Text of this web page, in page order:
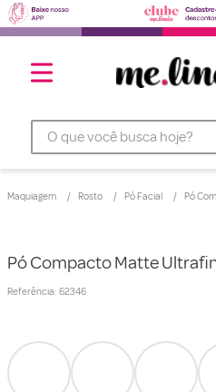
O que você busca hoje?
Maquiagem Rosto Pó Facial Pó
Pó Compacto Matte
Referência: 62346